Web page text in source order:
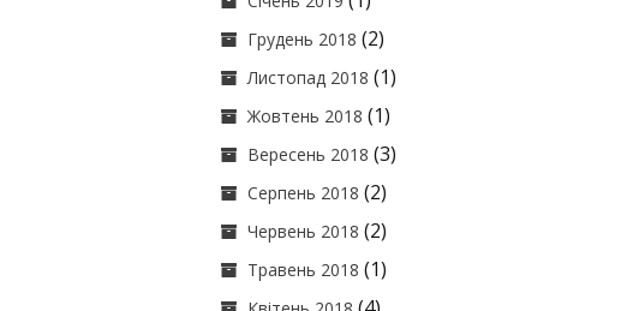
Грудень 2018 (2)
Листопад 2018 (1)
Жовтень 2018 (1)
Вересень 2018 (3)
Серпень 2018 (2)
Червень 2018 (2)
Травень 2018 (1)